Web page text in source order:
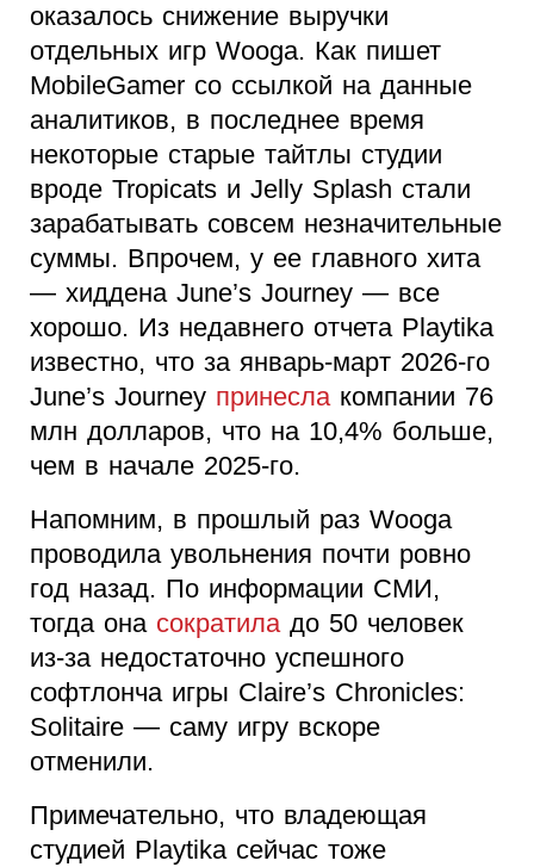
оказалось снижение выручки
отдельных игр Wooga. Как пишет
MobileGamer со ссылкой на данные
аналитиков, в последнее время
некоторые старые тайтлы студии
вроде Tropicats и Jelly Splash стали
зарабатывать совсем незначительные
суммы. Впрочем, у ее главного хита
— хиддена June’s Journey — все
хорошо. Из недавнего отчета Playtika
известно, что за январь-март 2026-го
June’s Journey принеслакомпании 76
млн долларов, что на 10,4% больше,
чем в начале 2025-го.
Напомним, в прошлый раз Wooga
проводила увольнения почти ровно
год назад. По информации СМИ,
тогда она сократиладо 50 человек
из-за недостаточно успешного
софтлонча игры Claire’s Chronicles:
Solitaire — саму игру вскоре
отменили.
Примечательно, что владеющая
студией Playtika сейчас тоже